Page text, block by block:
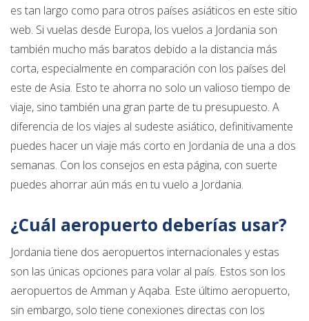
es tan largo como para otros países asiáticos en este sitio
web. Si vuelas desde Europa, los vuelos a Jordania son
también mucho más baratos debido a la distancia más
corta, especialmente en comparación con los países del
este de Asia. Esto te ahorra no solo un valioso tiempo de
viaje, sino también una gran parte de tu presupuesto. A
diferencia de los viajes al sudeste asiático, definitivamente
puedes hacer un viaje más corto en Jordania de una a dos
semanas. Con los consejos en esta página, con suerte
puedes ahorrar aún más en tu vuelo a Jordania.
¿Cuál aeropuerto deberías usar?
Jordania tiene dos aeropuertos internacionales y estas
son las únicas opciones para volar al país. Estos son los
aeropuertos de Amman y Aqaba. Este último aeropuerto,
sin embargo, solo tiene conexiones directas con los